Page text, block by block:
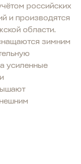
российских
и производятся
области.
зимним
усиленные